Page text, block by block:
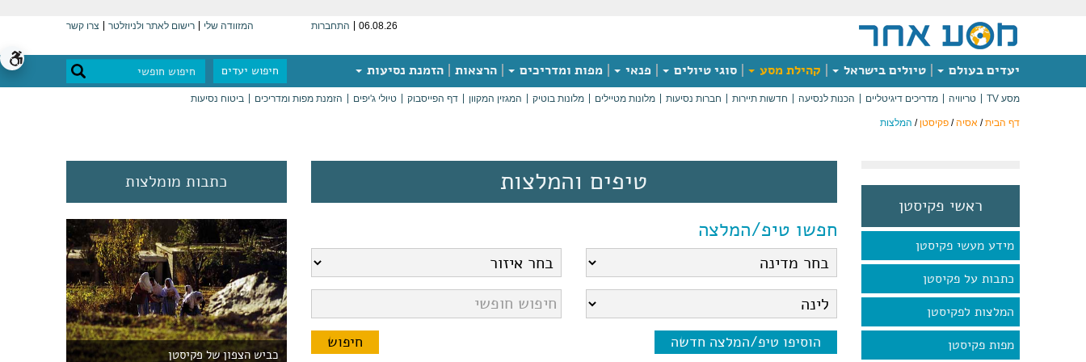
06.08.26 התחברות המזוודה שלי רישום לאתר ולניוזלטר צרו קשר
יעדים בעולם טיולים בישראל קהילת מסע סוגי טיולים פנאי מפות ומדריכים הרצאות הזמנת נסיעות חיפוש יעדים
מסע TV טריוויה מדריכים דיגיטליים הכנות לנסיעה חדשות תיירות חברות נסיעות מלונות מטיילים מלונות בוטיק המגזין המקוון דף הפייסבוק טיולי ג'יפים הזמנת מפות ומדריכים ביטוח נסיעות
דף הבית/ אסיה/ פקיסטן / המלצות
ראשי פקיסטן
מידע מעשי פקיסטן
כתבות על פקיסטן
המלצות לפקיסטן
מפות פקיסטן
טיפים והמלצות
חפשו טיפ/המלצה
הוסיפו טיפ/המלצה חדשה
כתבות מומלצות
כביש הצפון של פקיסטן